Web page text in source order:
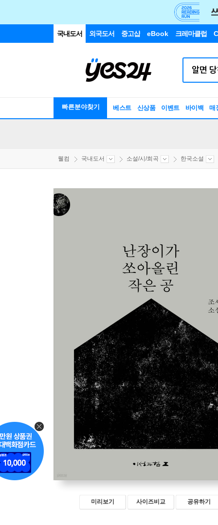
국내도서 외국도서 중고샵 eBook 크레마클럽
빠른분야찾기 베스트 신상품 이벤트 바이백 매
웰컴 국내도서 소설/시/희곡 한국소설
미리보기 사이즈비교 공유하기